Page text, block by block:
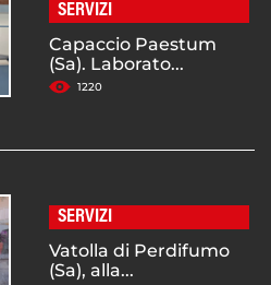
SERVIZI
Capaccio Paestum
(Sa). Laborato...
1220
SERVIZI
Vatolla di Perdifumo
(Sa), alla...